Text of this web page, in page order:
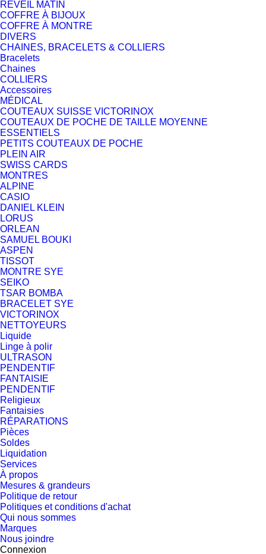
RÉVEIL MATIN
COFFRE À BIJOUX
COFFRE À MONTRE
DIVERS
CHAINES, BRACELETS & COLLIERS
Bracelets
Chaines
COLLIERS
Accessoires
MÉDICAL
COUTEAUX SUISSE VICTORINOX
COUTEAUX DE POCHE DE TAILLE MOYENNE
ESSENTIELS
PETITS COUTEAUX DE POCHE
PLEIN AIR
SWISS CARDS
MONTRES
ALPINE
CASIO
DANIEL KLEIN
LORUS
ORLEAN
SAMUEL BOUKI
ASPEN
TISSOT
MONTRE SYE
SEIKO
TSAR BOMBA
BRACELET SYE
VICTORINOX
NETTOYEURS
Liquide
Linge à polir
ULTRASON
PENDENTIF
FANTAISIE
PENDENTIF
Religieux
Fantaisies
RÉPARATIONS
Pièces
Soldes
Liquidation
Services
À propos
Mesures & grandeurs
Politique de retour
Politiques et conditions d'achat
Qui nous sommes
Marques
Nous joindre
Connexion